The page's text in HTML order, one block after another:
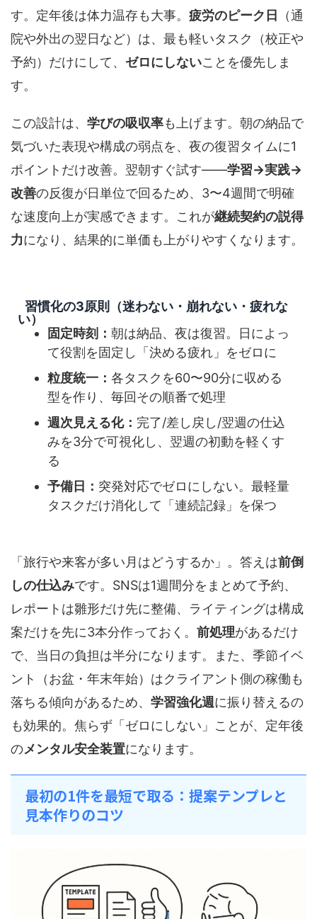
す。定年後は体力温存も大事。 疲労のピーク日
（通
院や外出の翌日など）は、最も軽いタスク（校正や
予約）だけにして、 ゼロにしないことを優先しま
す。
この設計は、 学びの吸収率も上げます。朝の納品で
気づいた表現や構成の弱点を、夜の復習タイムに1
ポイントだけ改善。翌朝すぐ試す――学習→実践→
改善の反復が日単位で回るため、3〜4週間で明確
な速度向上が実感できます。これが継続契約の説得
力になり、結果的に単価も上がりやすくなります。
習慣化の3原則（迷わない・崩れない・疲れな
い）
固定時刻： 朝は納品、夜は復習。日によっ
て役割を固定し「決める疲れ」をゼロに
粒度統一： 各タスクを60〜90分に収める
型を作り、毎回その順番で処理
週次見える化： 完了/差し戻し/翌週の仕込
みを3分で可視化し、翌週の初動を軽くす
る
予備日： 突発対応でゼロにしない。最軽量
タスクだけ消化して「連続記録」を保つ
「旅行や来客が多い月はどうするか」。答えは前倒
しの仕込みです。SNSは1週間分をまとめて予約、
レポートは雛形だけ先に整備、ライティングは構成
案だけを先に3本分作っておく。 前処理があるだけ
で、当日の負担は半分になります。また、季節イベ
ント（お盆・年末年始）はクライアント側の稼働も
落ちる傾向があるため、 学習強化週に振り替えるの
も効果的。焦らず「ゼロにしない」ことが、定年後
のメンタル安全装置になります。
最初の1件を最短で取る：提案テンプレと
見本作りのコツ